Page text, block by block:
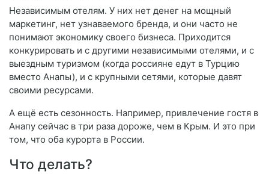
Независимым отелям. У них нет денег на мощный
маркетинг, нет узнаваемого бренда, и они часто не
понимают экономику своего бизнеса. Приходится
конкурировать и с другими независимыми отелями, и с
выездным туризмом (когда россияне едут в Турцию
вместо Анапы), и с крупными сетями, которые давят
своими ресурсами.
А ещё есть сезонность. Например, привлечение гостя в
Анапу сейчас в три раза дороже, чем в Крым. И это при
том, что оба курорта в России.
Что делать?